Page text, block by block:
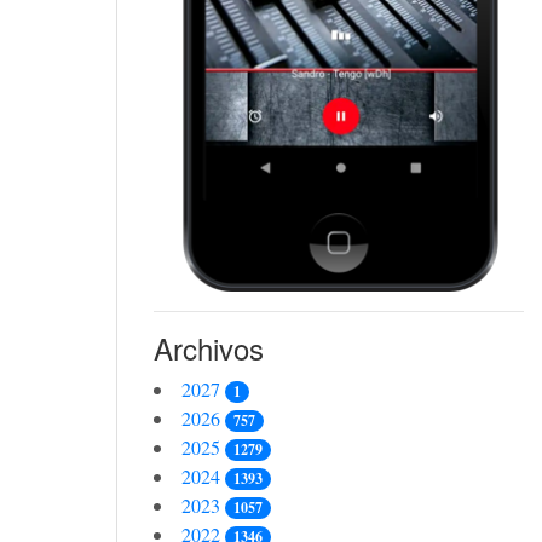
Archivos
2027 1
2026 757
2025 1279
2024 1393
2023 1057
2022 1346